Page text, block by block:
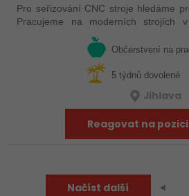
Pro seřizování CNC stroje hledáme
Pracujeme na moderních strojích v
prostředí. Pracovistě u Jihlavy.
Občerstvení na
5 týdnů dovolené
Jihlava
Reagovat na pozici
Načíst další ⯇